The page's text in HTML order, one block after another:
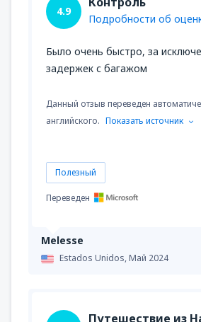
Melesse
Estados Unidos,Май 2024
4.9
Подробности об
Было очень быстро, за
задержек с багажом
Данный отзыв переведен
английского. Показать источник
Полезный
Переведен
Путешествие из